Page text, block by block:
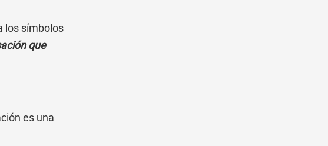
los símbolos
que
es una